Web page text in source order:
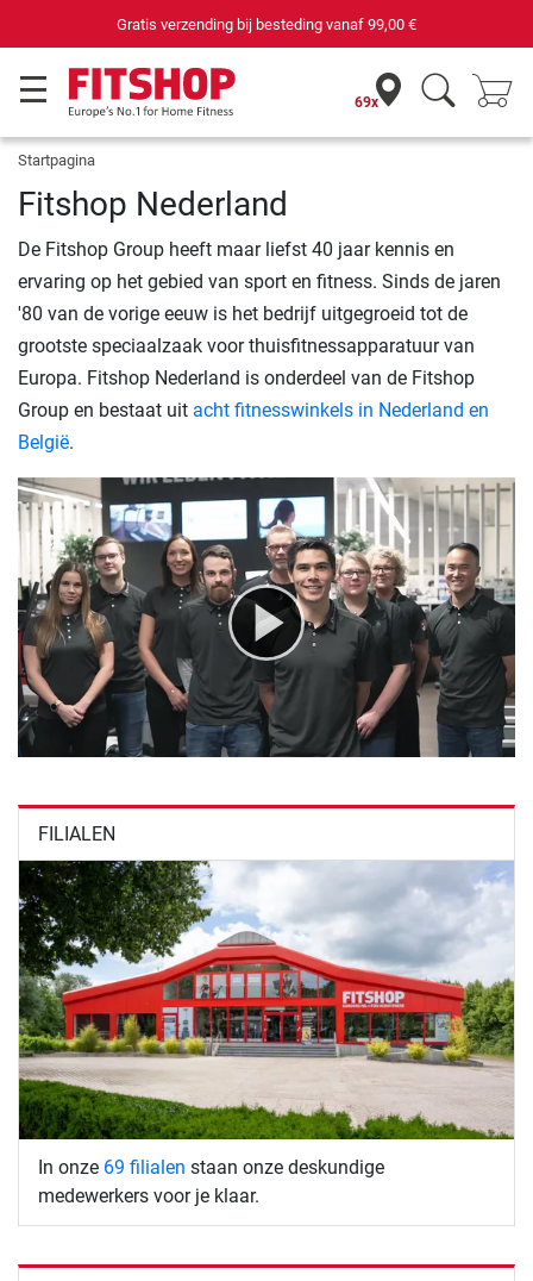
Gratis verzending bij besteding vanaf 99,00 €
69x
Startpagina
Fitshop Nederland
De Fitshop Group heeft maar liefst 40 jaar kennis en
ervaring op het gebied van sport en fitness. Sinds de jaren
'80 van de vorige eeuw is het bedrijf uitgegroeid tot de
grootste speciaalzaak voor thuisfitnessapparatuur van
Europa. Fitshop Nederland is onderdeel van de Fitshop
Group en bestaat uit acht fitnesswinkels in Nederland en
België.
FILIALEN
In onze 69 filialen staan onze deskundige
medewerkers voor je klaar.